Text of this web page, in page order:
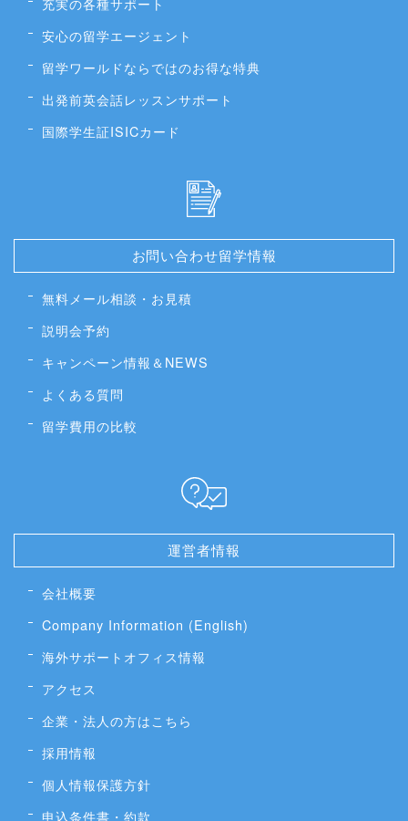
安心の留学エージェント
留学ワールドならではのお得な特典
出発前英会話レッスンサポート
国際学生証ISICカード
お問い合わせ留学情報
無料メール相談・お見積
説明会予約
キャンペーン情報＆NEWS
よくある質問
留学費用の比較
運営者情報
会社概要
Company Information (English)
海外サポートオフィス情報
アクセス
企業・法人の方はこちら
採用情報
個人情報保護方針
申込条件書・約款